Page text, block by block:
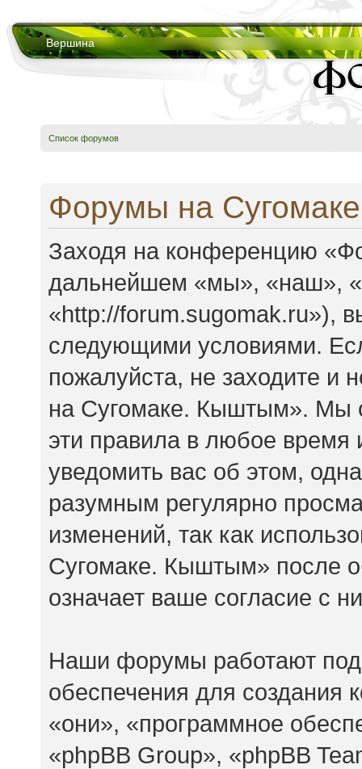
Вершина
Список форумов
Форумы на
Заходя на конференцию
дальнейшем «мы», «наш»,
«http://forum.sugomak.ru»),
следующими условиями.
пожалуйста, не заходите
на Сугомаке. Кыштым». Мы
эти правила в любое
уведомить вас об этом,
разумным регулярно
изменений, так как
Сугомаке. Кыштым» после
означает ваше согласие с
Наши форумы работают
обеспечения для
«они», «программное
«phpBB Group», «phpBB